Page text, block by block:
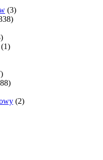
(3)
(1)
(2)